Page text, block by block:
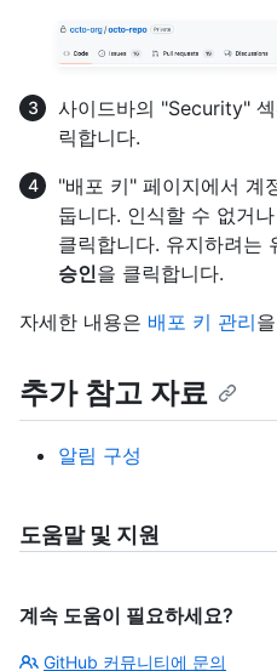
사이드바의 "Security"
릭합니다.
"배포 키" 페이지에서 계
둡니다. 인식할 수 없거
클릭합니다. 유지하려는
승인을 클릭합니다.
자세한 내용은 배포 키 관리
추가 참고 자료
알림 구성
도움말 및 지원
계속 도움이 필요하세요?
GitHub 커뮤니티에 문의